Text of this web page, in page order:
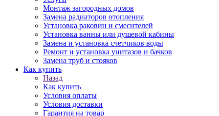
Монтаж загородных домов
Замена радиаторов отопления
Установка раковин и смесителей
Установка ванны или душевой кабины
Замена и установка счетчиков воды
Ремонт и установка унитазов и бачков
Замена труб и стояков
Как купить
Назад
Как купить
Условия оплаты
Условия доставки
Гарантия на товар